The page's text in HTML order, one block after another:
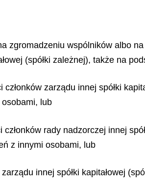
zgromadzeniu wspólników albo
(spółki zależnej), także na
zarządu innej spółki
lub
rady nadzorczej innej
z innymi osobami, lub
innej spółki kapitałowej